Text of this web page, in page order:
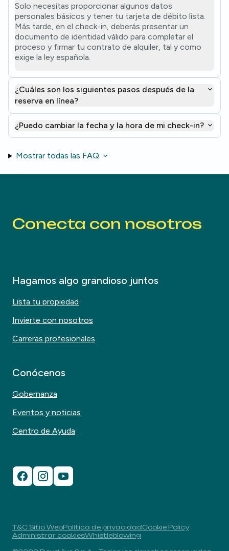
Solo necesitas proporcionar algunos datos
personales básicos y tener tu tarjeta de débito lista.
Más tarde, en el check-in, deberás presentar un
documento de identidad válido para completar el
proceso y firmar tu contrato de alquiler, tal y como
exige la ley española.
¿Cuáles son los siguientes pasos después de la
reserva en línea?
¿Puedo cambiar la fecha y la hora de mi check-in?
Mostrar todas las FAQ
Conecta con nosotros
Hagamos algo grandioso juntos
Lista tu propiedad
Invierte con nosotros
Carreras profesionales
Conócenos
Gobernanza
Eventos y noticias
Centro de Ayuda
T&C Sitio WebPolítica de privacidadCookie Policy
Administrar cookiesWhistleblowing